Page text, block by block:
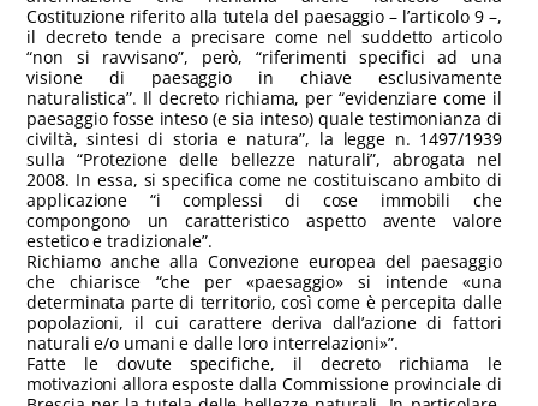
Costituzione riferito alla tutela del paesaggio – l’articolo 9 –,
il decreto tende a precisare come nel suddetto articolo
“non si ravvisano”, però, “riferimenti specifici ad una
visione di paesaggio in chiave esclusivamente
naturalistica”. Il decreto richiama, per “evidenziare come il
paesaggio fosse inteso (e sia inteso) quale testimonianza di
civiltà, sintesi di storia e natura”, la legge n. 1497/1939
sulla “Protezione delle bellezze naturali”, abrogata nel
2008. In essa, si specifica come ne costituiscano ambito di
applicazione “i complessi di cose immobili che
compongono un caratteristico aspetto avente valore
estetico e tradizionale”.
Richiamo anche alla Convezione europea del paesaggio
che chiarisce “che per «paesaggio» si intende «una
determinata parte di territorio, così come è percepita dalle
popolazioni, il cui carattere deriva dall’azione di fattori
naturali e/o umani e dalle loro interrelazioni»”.
Fatte le dovute specifiche, il decreto richiama le
motivazioni allora esposte dalla Commissione provinciale di